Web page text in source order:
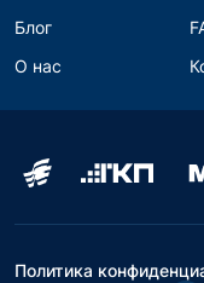
Блог
О нас
Политика